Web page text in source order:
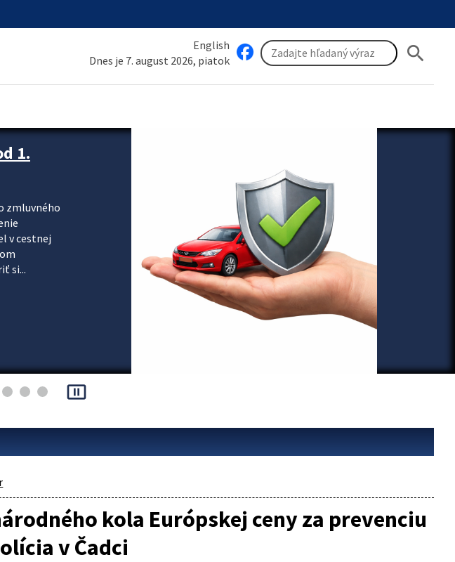
English
Dnes je 7. august 2026, piatok
search
1.
zmluvného
v cestnej
si...
pause_presentation
kola Európskej ceny za prevenciu
v Čadci